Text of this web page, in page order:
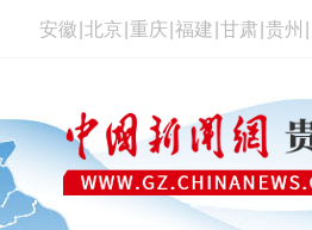
安徽 北京 重庆 福建 甘肃 贵州